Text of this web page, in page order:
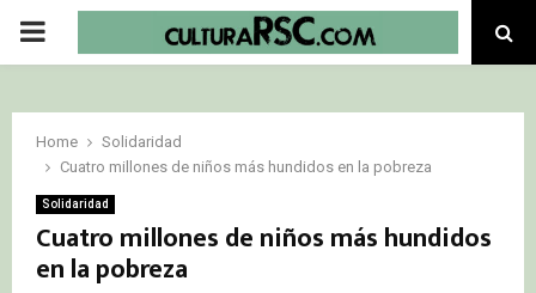
PRIMARY
Home
Solidaridad
Cuatro millones de niños más hundidos en la pobreza
Solidaridad
Cuatro millones de niños más hundidos
en la pobreza